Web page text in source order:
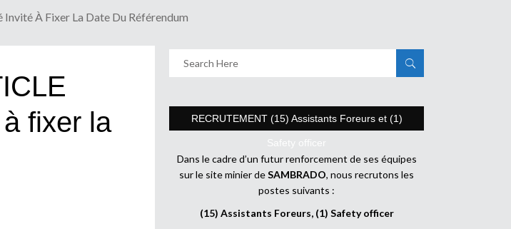
À Fixer La Date Du Référendum
fixer la
RECRUTEMENT (15) Assistants Foreurs et (1)
Safety officer
Dans le cadre d’un futur renforcement de ses équipes
sur le site minier deSAMBRADO, nous recrutons les
postes suivants :
(15) Assistants Foreurs, (1) Safety officer